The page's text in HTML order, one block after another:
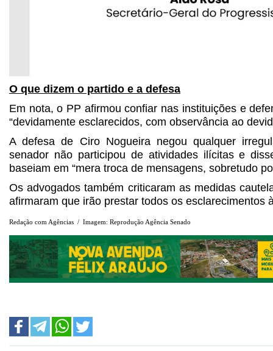
O que dizem o partido e a defesa
Em nota, o PP afirmou confiar nas instituições e
“devidamente esclarecidos, com observância ao
A defesa de Ciro Nogueira negou qualquer
senador não participou de atividades ilícitas e
baseiam em “mera troca de mensagens, sobretudo
Os advogados também criticaram as medidas
afirmaram que irão prestar todos os esclarecimentos
Redação com Agências / Imagem: Reprodução Agência Senado